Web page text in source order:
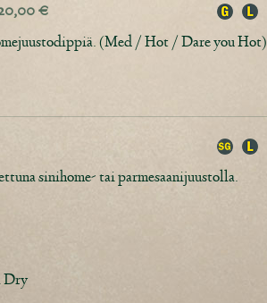
€
(Med / Hot / Dare you Hot)
sinihome- tai parmesaanijuustolla.
Dry